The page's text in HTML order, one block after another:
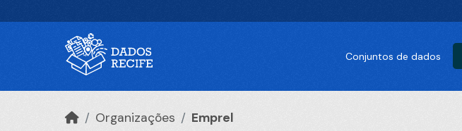
Conjuntos de dados
Organizações Emprel